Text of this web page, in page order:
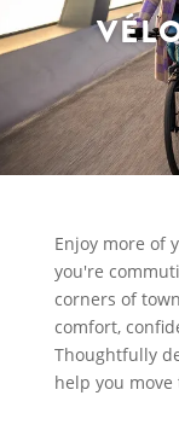
Enjoy more of
you're
corners of
comfort,
Thoughtfully
help you